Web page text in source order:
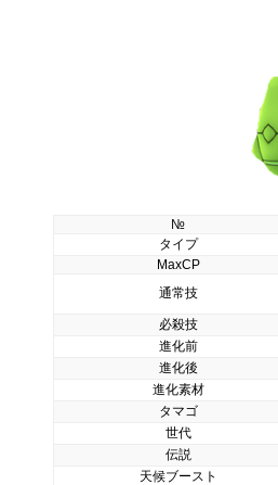
№
タイプ
MaxCP
通常技
必殺技
進化前
進化後
進化素材
タマゴ
世代
伝説
天候ブースト